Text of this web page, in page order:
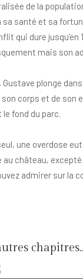
de la
santé et sa
qui dure
mais son
Gustave plonge
son corps et de
le fond du parc.
une overdose
château,
admirer sur la